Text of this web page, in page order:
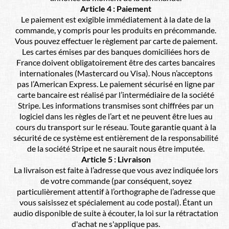
Article 4 : Paiement
Le paiement est exigible immédiatement à la date de la
commande, y compris pour les produits en précommande.
Vous pouvez effectuer le règlement par carte de paiement.
Les cartes émises par des banques domiciliées hors de
France doivent obligatoirement être des cartes bancaires
internationales (Mastercard ou Visa). Nous n’acceptons
pas l’American Express. Le paiement sécurisé en ligne par
carte bancaire est réalisé par l’intermédiaire de la société
Stripe. Les informations transmises sont chiffrées par un
logiciel dans les règles de l’art et ne peuvent être lues au
cours du transport sur le réseau. Toute garantie quant à la
sécurité de ce système est entièrement de la responsabilité
de la société Stripe et ne saurait nous être imputée.
Article 5 : Livraison
La livraison est faite à l’adresse que vous avez indiquée lors
de votre commande (par conséquent, soyez
particulièrement attentif à l’orthographe de l’adresse que
vous saisissez et spécialement au code postal). Étant un
audio disponible de suite à écouter, la loi sur la rétractation
d'achat ne s'applique pas.